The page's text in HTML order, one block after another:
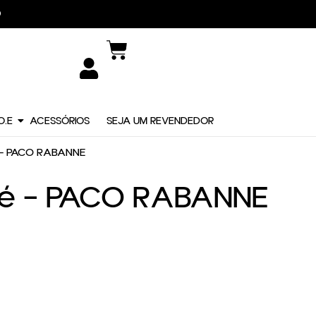
ACESSÓRIOS SEJA UM REVENDEDOR
RABANNE
PACO RABANNE